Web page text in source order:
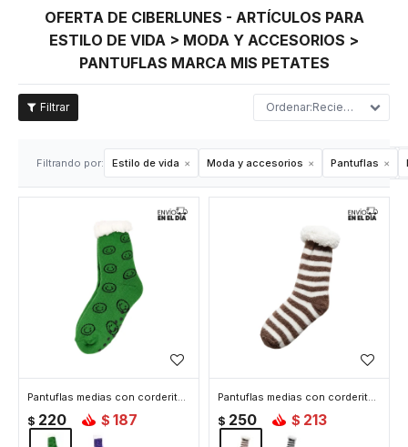
OFERTA DE CIBERLUNES - ARTÍCULOS PARA
ESTILO DE VIDA > MODA Y ACCESORIOS >
PANTUFLAS MARCA MIS PETATES
Recientes
Filtrando por: Estilo de vida Moda y accesorios Pantuflas
Pantuflas medias con corderito Carita Feliz - Verde
$ 220 $ 187
Pantuflas medias con corderito Rayas - Marron
$ 250 $ 213